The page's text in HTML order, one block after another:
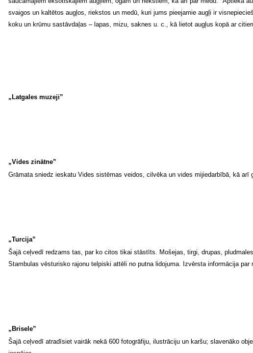
svaigos un kaltētos augļos, riekstos un medū, kuri jums pieejamie augļi ir
koku un krūmu sastāvdaļas – lapas, mizu, saknes u. c., kā lietot augļus kopā ar
„Latgales muzeji”
„Vides zinātne”
Grāmata sniedz ieskatu Vides sistēmas veidos, cilvēka un vides mijiedarbībā, kā arī
„Turcija”
Šajā ceļvedī redzams tas, par ko citos tikai stāstīts. Mošejas, tirgi, drupas,
Stambulas vēsturisko rajonu telpiski attēli no putna lidojuma. Izvērsta informācija
„Brisele”
Šajā ceļvedī atradīsiet vairāk nekā 600 fotogrāfiju, ilustrāciju un karšu; slavenāko